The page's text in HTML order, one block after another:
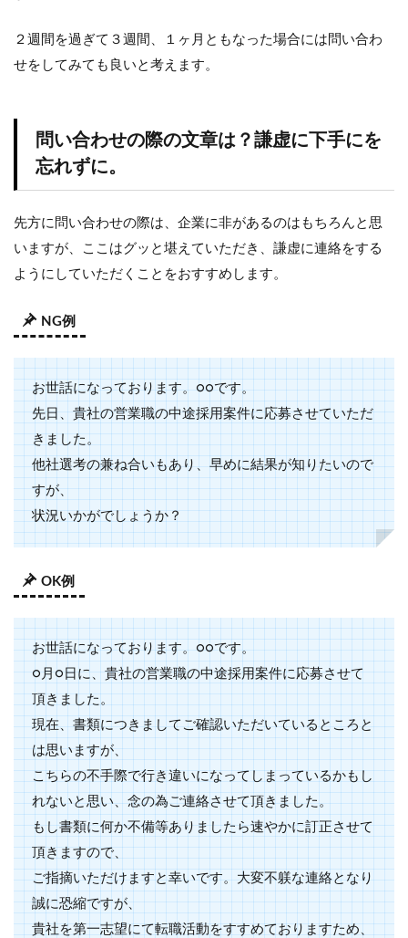
２週間を過ぎて３週間、１ヶ月ともなった場合には問い合わ
せをしてみても良いと考えます。
問い合わせの際の文章は？謙虚に下手にを
忘れずに。
先方に問い合わせの際は、企業に非があるのはもちろんと思
いますが、ここはグッと堪えていただき、謙虚に連絡をする
ようにしていただくことをおすすめします。
NG例
お世話になっております。○○です。
先日、貴社の営業職の中途採用案件に応募させていただ
きました。
他社選考の兼ね合いもあり、早めに結果が知りたいので
すが、
状況いかがでしょうか？
OK例
お世話になっております。○○です。
○月○日に、貴社の営業職の中途採用案件に応募させて
頂きました。
現在、書類につきましてご確認いただいているところと
は思いますが、
こちらの不手際で行き違いになってしまっているかもし
れないと思い、念の為ご連絡させて頂きました。
もし書類に何か不備等ありましたら速やかに訂正させて
頂きますので、
ご指摘いただけますと幸いです。大変不躾な連絡となり
誠に恐縮ですが、
貴社を第一志望にて転職活動をすすめておりますため、